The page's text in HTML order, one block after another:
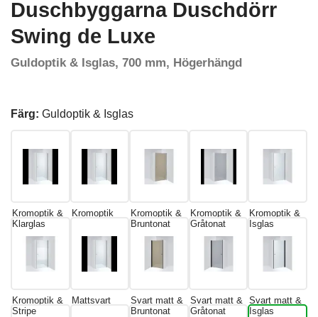
Duschbyggarna Duschdörr
Swing de Luxe
Guldoptik & Isglas, 700 mm, Högerhängd
Färg: Guldoptik & Isglas
Kromoptik &
Klarglas
Kromoptik
Kromoptik &
Bruntonat
Kromoptik &
Gråtonat
Kromoptik &
Isglas
Kromoptik &
Stripe
Mattsvart
Svart matt &
Bruntonat
Svart matt &
Gråtonat
Svart matt &
Isglas